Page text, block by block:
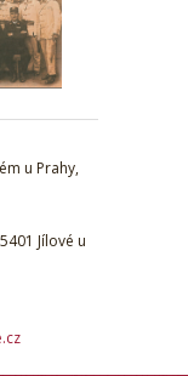
u Prahy,
Jílové u